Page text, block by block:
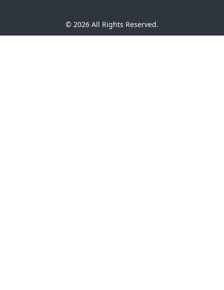
© 2026 All Rights Reserved.